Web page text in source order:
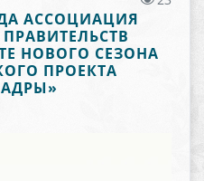
АССОЦИАЦИЯ
НОВОГО СЕЗОНА
ПРОЕКТА